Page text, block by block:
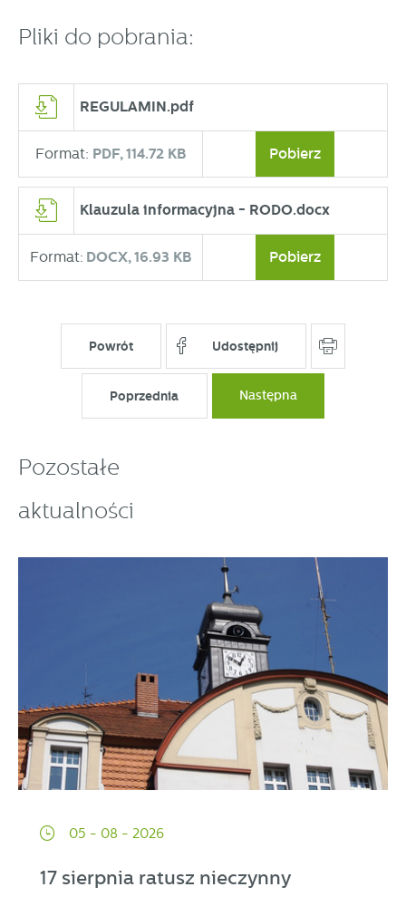
Pliki do pobrania:
REGULAMIN.pdf
Format: PDF, 114.72 KB Pobierz
Klauzula informacyjna - RODO.docx
Format: DOCX, 16.93 KB Pobierz
Powrót Udostępnij
Poprzednia Następna
Pozostałe
aktualności
05 - 08 - 2026
17 sierpnia ratusz nieczynny